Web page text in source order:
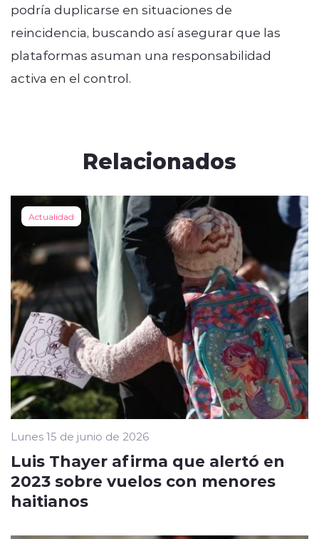
podría duplicarse en situaciones de
reincidencia, buscando así asegurar que las
plataformas asuman una responsabilidad
activa en el control.
Relacionados
Actualidad
Lunes 15 de junio de 2026
Luis Thayer afirma que alertó en
2023 sobre vuelos con menores
haitianos